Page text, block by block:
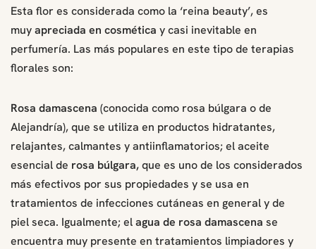
Esta flor es considerada como la ‘reina beauty’, es
muyapreciada en cosmética y casi inevitable en
perfumería. Las más populares en este tipo de terapias
florales son:
Rosa damascena (conocida como rosa búlgara o de
Alejandría), que se utiliza en productos hidratantes,
relajantes, calmantes y antiinflamatorios; el aceite
esencial de rosa búlgara,que es uno de los considerados
más efectivos por sus propiedades y se usa en
tratamientos de infecciones cutáneas en general y de
piel seca. Igualmente; elagua de rosa damascena se
encuentra muy presente en tratamientos limpiadores y